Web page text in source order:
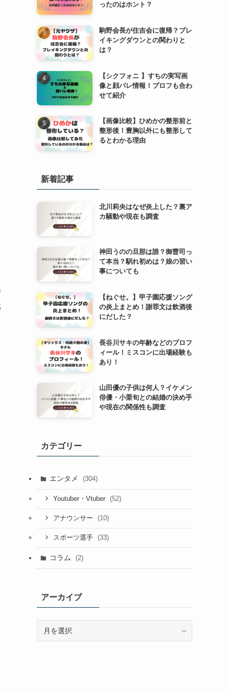
ったのはホント？
駒野会長が住吉会に復帰？ブレ
イキングダウンとの関わりと
は？
【シクフォニ 】すちの実写画
像と顔バレ情報！プロフも合わ
せて紹介
【画像比較】ひめかの整形前と
整形後！豊胸以外にも整形して
るとわかる理由
新着記事
北川莉央はなぜ炎上した？裏ア
カ騒動や現在も調査
神田うのの旦那は誰？御曹司っ
て本当？馴れ初めは？娘の習い
事についても
【ねぐせ。】甲子園応援ソング
の炎上まとめ！謝罪文は飲酒後
にだした？
長谷川サキの年齢などのプロフ
ィール！ミスコンに出場経験も
あり！
山田優の子供は何人？イケメン
俳優・小栗旬との結婚の決め手
や現在の関係性も調査
カテゴリー
エンタメ (304)
Youtuber・Vtuber (52)
アナウンサー (10)
スポーツ選手 (33)
コラム (2)
アーカイブ